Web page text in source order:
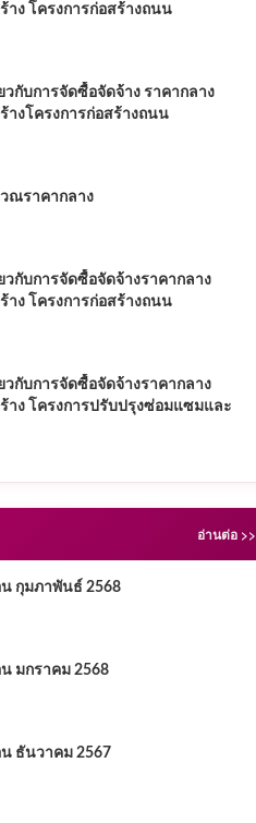
ง โครงการก่อสร้างถนน
วกับการจัดซื้อจัดจ้าง ราคากลาง
งโครงการก่อสร้างถนน
ณราคากลาง
วกับการจัดซื้อจัดจ้างราคากลาง
ง โครงการก่อสร้างถนน
วกับการจัดซื้อจัดจ้างราคากลาง
ง โครงการปรับปรุงซ่อมแซมและ
อ่านต่อ >>
กุมภาพันธ์ 2568
มกราคม 2568
ธันวาคม 2567